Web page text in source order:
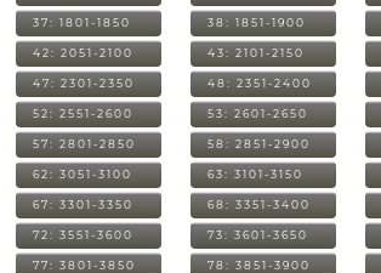
37: 1801-1850 38: 1851-1900
42: 2051-2100 43: 2101-2150
47: 2301-2350 48: 2351-2400
52: 2551-2600 53: 2601-2650
57: 2801-2850 58: 2851-2900
62: 3051-3100 63: 3101-3150
67: 3301-3350 68: 3351-3400
72: 3551-3600 73: 3601-3650
77: 3801-3850 78: 3851-3900